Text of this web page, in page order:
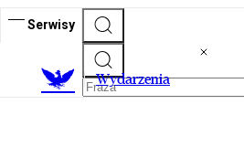
Serwisy
Wydarzenia